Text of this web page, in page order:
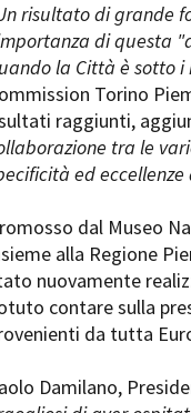
trasparente Bandi e gare
risultato di grande
di questa
la Città è sotto
Torino
raggiunti,
tra le
ed
dal Museo
alla Regione
nuovamente
contare sulla
da tutta
Damilano,